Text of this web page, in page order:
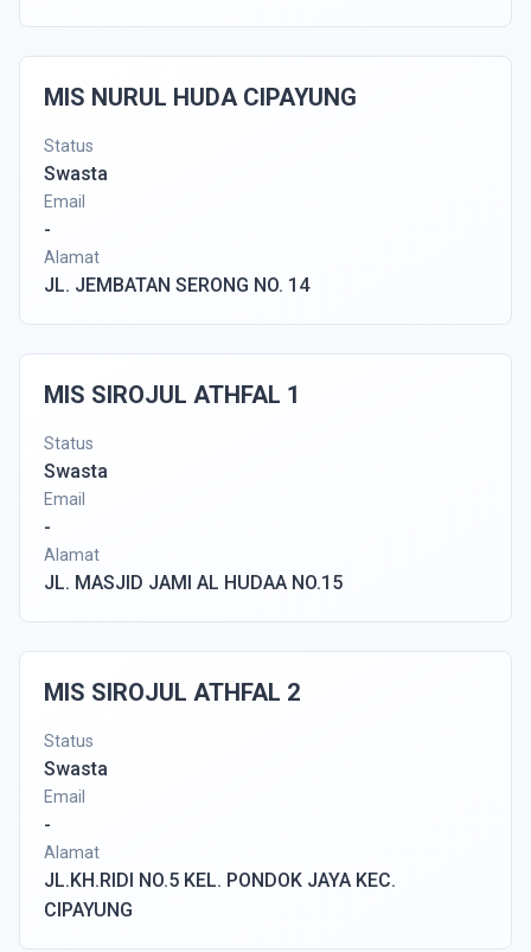
MIS NURUL HUDA CIPAYUNG
Status
Swasta
Email
-
Alamat
JL. JEMBATAN SERONG NO. 14
MIS SIROJUL ATHFAL 1
Status
Swasta
Email
-
Alamat
JL. MASJID JAMI AL HUDAA NO.15
MIS SIROJUL ATHFAL 2
Status
Swasta
Email
-
Alamat
JL.KH.RIDI NO.5 KEL. PONDOK JAYA KEC.
CIPAYUNG